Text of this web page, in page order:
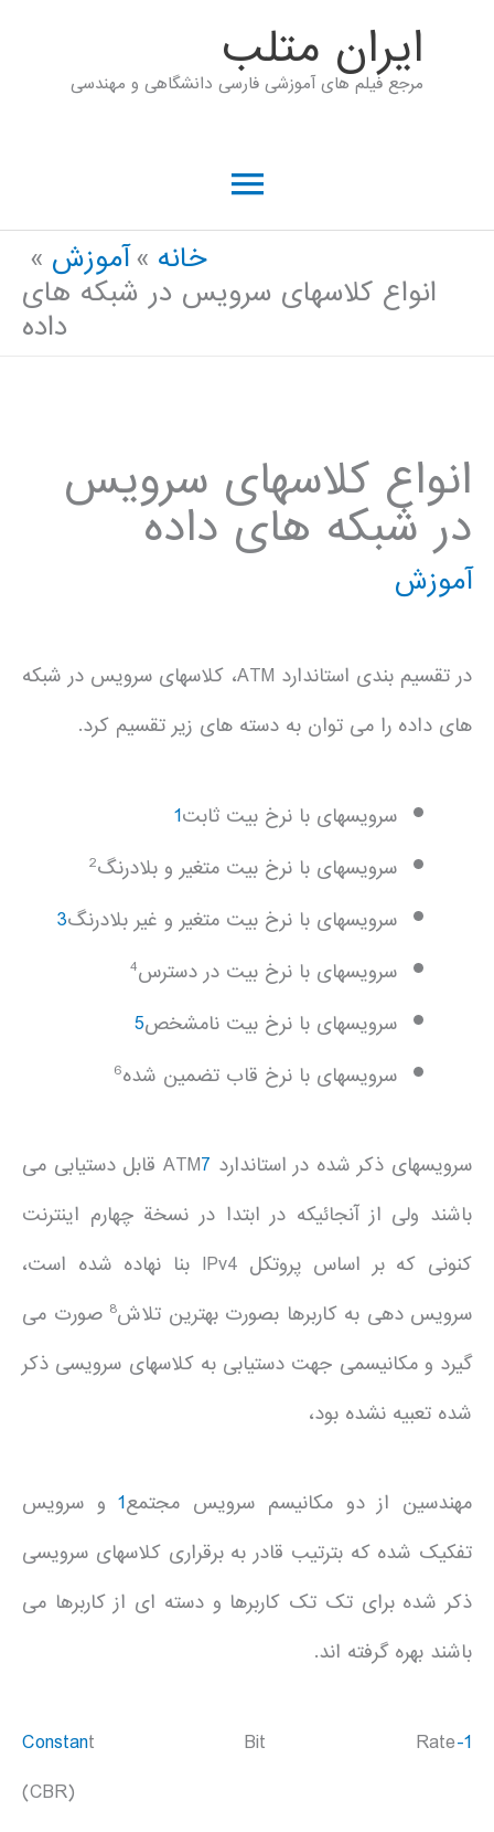
ايران متلب
مرجع فیلم های آموزشی فارسی دانشگاهی و مهندسی
فهرست
اصلی
خانه
آموزش
انواع کلاسهای سرويس در شبکه های
داده
انواع کلاسهای سرويس
در شبکه های داده
آموزش
در تقسيم بندی استاندارد ATM، کلاسهای سرويس در شبکه
های داده را می توان به دسته های زير تقسيم کرد.
سرويسهای با نرخ بيت ثابت1
سرويسهای با نرخ بيت متغير و بلادرنگ2
سرويسهای با نرخ بيت متغير و غير بلادرنگ3
سرويسهای با نرخ بيت در دسترس4
سرويسهای با نرخ بيت نامشخص5
سرويسهای با نرخ قاب تضمين شده6
سرويسهای ذکر شده در استاندارد ATM 7
قابل دستيابی می
باشند ولی از آنجائيکه در ابتدا در نسخة چهارم اينترنت
کنونی که بر اساس پروتکل IPv4 بنا نهاده شده است،
سرويس دهی به کاربرها بصورت بهترين تلاش8 صورت می
گيرد و مکانيسمی جهت دستيابی به کلاسهای سرويسی ذکر
شده تعبيه نشده بود،
مهندسين از دو مکانيسم سرويس مجتمع1و سرويس
تفکيک شده که بترتيب قادر به برقراری کلاسهای سرويسی
ذکر شده برای تک تک کاربرها و دسته ای از کاربرها می
باشند بهره گرفته اند.
1-Constan
t Bit Rate
(CBR)